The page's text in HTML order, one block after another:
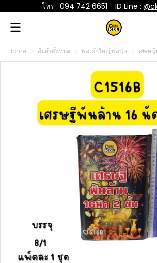
โทร : 094 742 6651 ID Line :
Home สินค้าทั้งหมด พลุเค้กใหญ่,พลุชุด เศรษ